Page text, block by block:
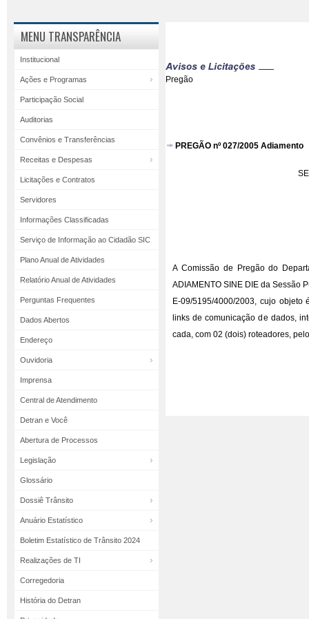
MENU TRANSPARÊNCIA
Institucional
Ações e Programas
Participação Social
Auditorias
Convênios e Transferências
Receitas e Despesas
Licitações e Contratos
Servidores
Informações Classificadas
Serviço de Informação ao Cidadão SIC
Plano Anual de Atividades
Relatório Anual de Atividades
Perguntas Frequentes
Dados Abertos
Endereço
Ouvidoria
Imprensa
Central de Atendimento
Detran e Você
Abertura de Processos
Legislação
Glossário
Dossiê Trânsito
Anuário Estatístico
Boletim Estatístico de Trânsito 2024
Realizações de TI
Corregedoria
História do Detran
Pregão
PREGÃO nº 027/2005 Adiamento
A Comissão de Pregão do
ADIAMENTO SINE DIE da Sessão
E-09/5195/4000/2003, cujo
links de comunicação de dados,
cada, com 02 (dois) roteadores,